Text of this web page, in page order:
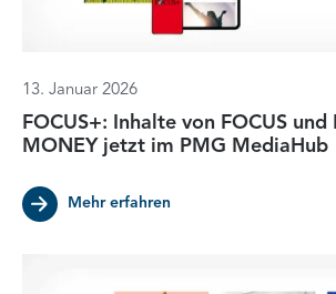
13. Januar 2026
FOCUS+: Inhalte von FOCUS und
MONEY jetzt im PMG MediaHub
Mehr erfahren